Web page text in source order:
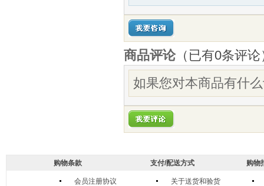
商品评论（已有0条评论
如果您对本商品有什
购物条款
会员注册协议
支付/配送方式
关于送货和验货
购物